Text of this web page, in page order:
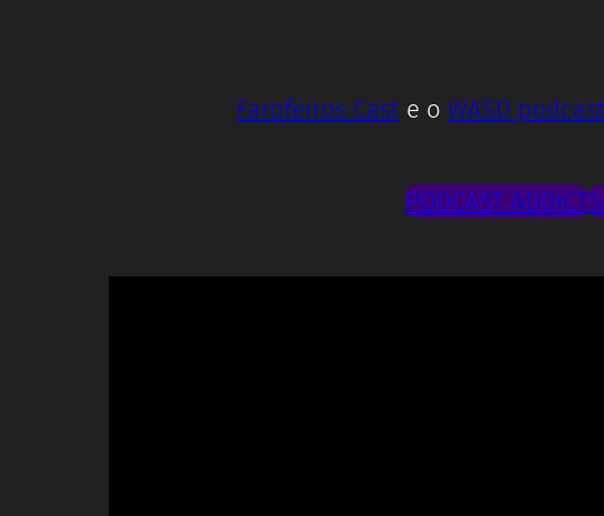
Farofeiros Caste o WASD
PODCAST ADDICT